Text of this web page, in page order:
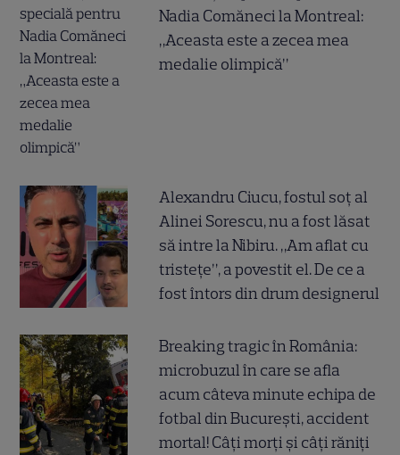
Nadia Comăneci la Montreal:
„Aceasta este a zecea mea
medalie olimpică”
Alexandru Ciucu, fostul soț al
Alinei Sorescu, nu a fost lăsat
să intre la Nibiru. „Am aflat cu
tristețe”, a povestit el. De ce a
fost întors din drum designerul
Breaking tragic în România:
microbuzul în care se afla
acum câteva minute echipa de
fotbal din București, accident
mortal! Câți morți și câți răniți